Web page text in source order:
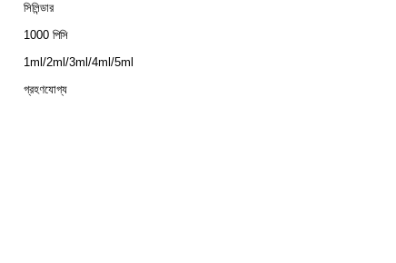
সিলিন্ডার
1000 পিসি
1ml/2ml/3ml/4ml/5ml
গ্রহণযোগ্য